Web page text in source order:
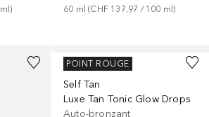
ml)
60 ml (CHF 137.97 / 100 ml)
ST.TROPEZ
Self Tan
Luxe Tan Tonic Glow Drops
Auto-bronzant
POINT ROUGE